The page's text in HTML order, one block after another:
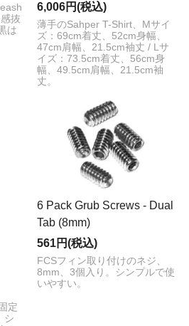
抜
は
6,006円(税込)
薄手のSahper T-Shirt、Mサイ
ズ：69cm着丈、52cm身幅、
47cm肩幅、21.5cm袖丈 / Lサ
イズ：73.5cm着丈、56cm身
幅、49.5cm肩幅、21.5cm袖
丈。
定
シ
6 Pack Grub Screws - Dual
Tab (8mm)
561円(税込)
FCSフィン取り付けのネジ、
8mm、3個入り。シンプルで使
いやすい。